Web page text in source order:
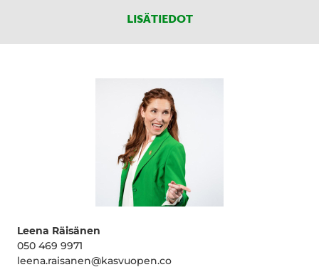
LISÄTIEDOT
Leena Räisänen
050 469 9971
leena.raisanen@kasvuopen.co